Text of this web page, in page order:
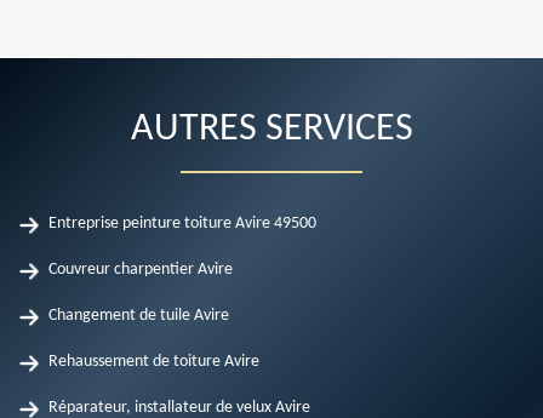
AUTRES SERVICES
Entreprise peinture toiture Avire 49500
Couvreur charpentier Avire
Changement de tuile Avire
Rehaussement de toiture Avire
Réparateur, installateur de velux Avire